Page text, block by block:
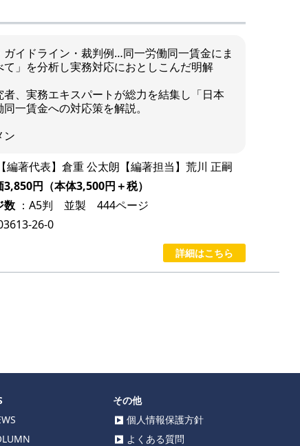
ガイドライン・裁判例…同一労働同一賃金にま
て」を分析し実務対応におとしこんだ明解
者、実務エキスパートが総力を結集し「日本
一賃金への対応策を解説。
ン
編著代表】倉重 公太朗【編著担当】荒川 正嗣
円（本体3,500円＋税）
数 ：A5判 並製 444ページ
26-0
詳細はこちら
その他
個人情報保護方針
よくある質問